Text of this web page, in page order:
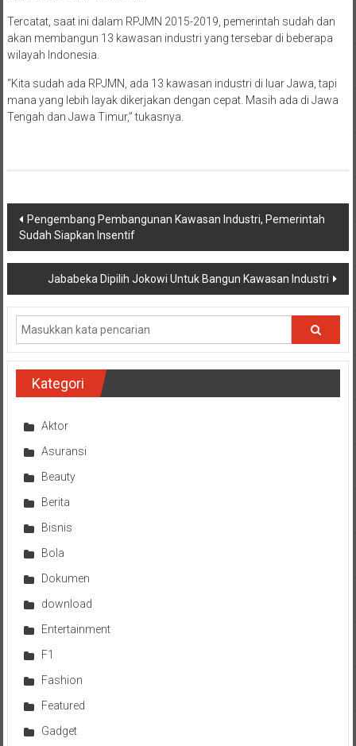
Tercatat, saat ini dalam RPJMN 2015-2019, pemerintah sudah dan
akan membangun 13 kawasan industri yang tersebar di beberapa
wilayah Indonesia.
“Kita sudah ada RPJMN, ada 13 kawasan industri di luar Jawa, tapi
mana yang lebih layak dikerjakan dengan cepat. Masih ada di Jawa
Tengah dan Jawa Timur,” tukasnya.
Navigasi
pos
Pengembang Pembangunan Kawasan Industri, Pemerintah
Sudah Siapkan Insentif
Jababeka Dipilih Jokowi Untuk Bangun Kawasan Industri
Kategori
Aktor
Asuransi
Beauty
Berita
Bisnis
Bola
Dokumen
download
Entertainment
F1
Fashion
Featured
Gadget